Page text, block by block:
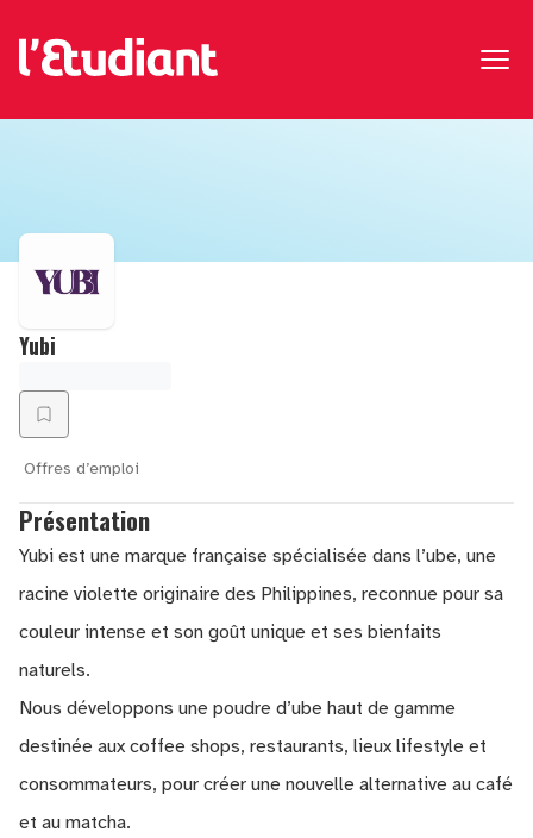
Yubi
Offres d’emploi
Présentation
Yubi est une marque française spécialisée dans l’ube, une
racine violette originaire des Philippines, reconnue pour sa
couleur intense et son goût unique et ses bienfaits
naturels.
Nous développons une poudre d’ube haut de gamme
destinée aux coffee shops, restaurants, lieux lifestyle et
consommateurs, pour créer une nouvelle alternative au café
et au matcha.